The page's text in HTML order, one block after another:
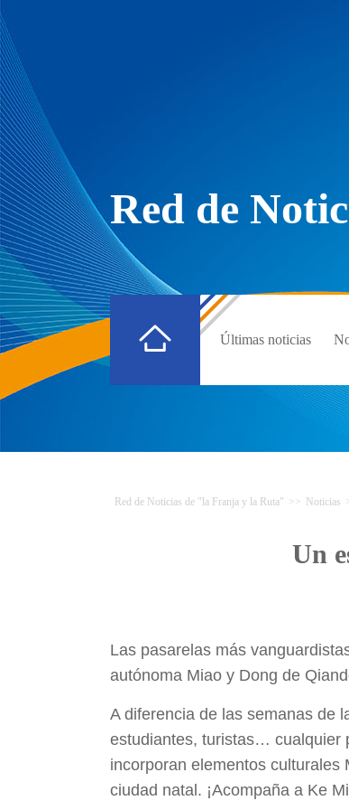
Red de
Últimas noticias
Red de Noticias de "la Franja y la Ruta" >> Noticias
Un
Las pasarelas más
autónoma Miao y Dong de
A diferencia de las semanas de
estudiantes, turistas… cualquier
incorporan elementos
ciudad natal. ¡Acompaña a Ke